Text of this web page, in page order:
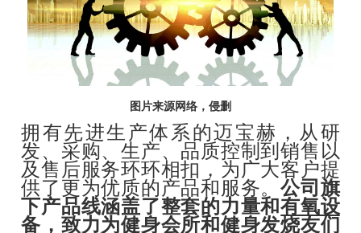
图片来源网络，侵删
拥有先进生产体系的迈宝赫，从研
发、采购、生产、品质控制到销售以
及售后服务环环相扣，为广大客户提
供了更为优质的产品和服务。公司旗
下产品线涵盖了整套的力量和有氧设
备 ，致力为健身会所和健身发烧友们